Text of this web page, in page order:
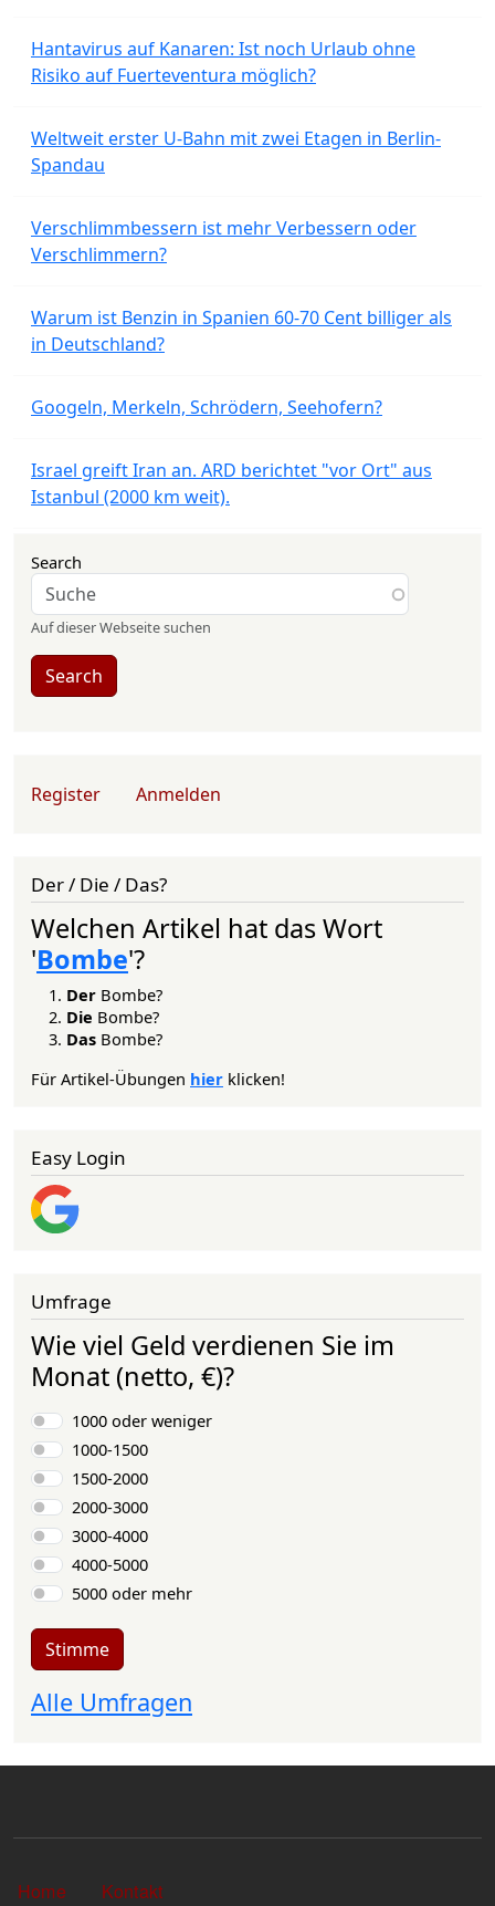
Hantavirus auf Kanaren: Ist noch Urlaub ohne
Risiko auf Fuerteventura möglich?
Weltweit erster U-Bahn mit zwei Etagen in Berlin-
Spandau
Verschlimmbessern ist mehr Verbessern oder
Verschlimmern?
Warum ist Benzin in Spanien 60-70 Cent billiger als
in Deutschland?
Googeln, Merkeln, Schrödern, Seehofern?
Israel greift Iran an. ARD berichtet "vor Ort" aus
Istanbul (2000 km weit).
Search
Auf dieser Webseite suchen
Search
User account menu
Register Anmelden
Der / Die / Das?
Welchen Artikel hat das Wort
'Bombe'?
Der Bombe?
Die Bombe?
Das Bombe?
Für Artikel-Übungen hier klicken!
Easy Login
Umfrage
Wie viel Geld verdienen Sie im
Monat (netto, €)?
Auswahlmöglichkeiten
1000 oder weniger
1000-1500
1500-2000
2000-3000
3000-4000
4000-5000
5000 oder mehr
Stimme
Alle Umfragen
Sekundärlinks
Home Kontakt